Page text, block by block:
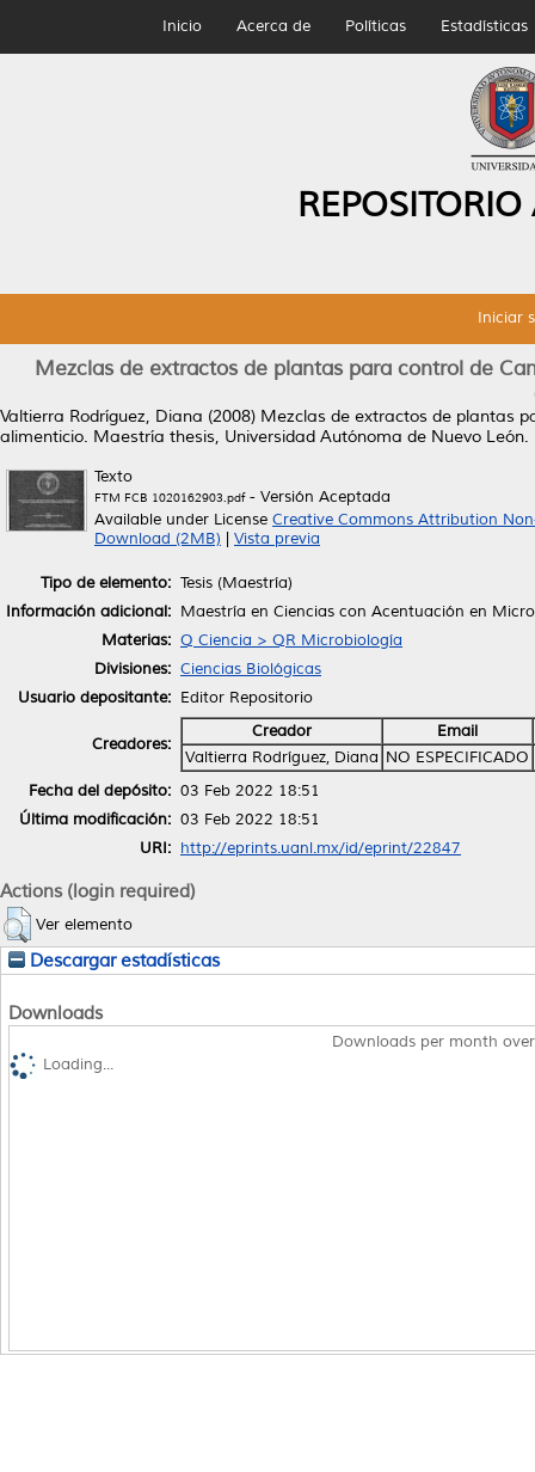
Inicio Acerca de Políticas Estadísticas
Iniciar
Mezclas de extractos de plantas para control de
Valtierra Rodríguez, Diana (2008) Mezclas de extractos de plantas
alimenticio. Maestría thesis, Universidad Autónoma de Nuevo León.
Texto
FTM FCB 1020162903.pdf- Versión Aceptada
Available under License Creative Commons Attribution
Download (2MB)
Vista previa
Tipo de elemento: Tesis (Maestría)
Información adicional: Maestría en Ciencias con Acentuación en
Materias: Q Ciencia > QR Microbiología
Divisiones: Ciencias Biológicas
Usuario depositante: Editor Repositorio
Creadores:
Creador
Email
Valtierra Rodríguez, Diana NO ESPECIFICADO
Fecha del depósito: 03 Feb 2022 18:51
Última modificación: 03 Feb 2022 18:51
URI: http://eprints.uanl.mx/id/eprint/22847
Actions (login required)
Ver elemento
Descargar estadísticas
Downloads
Downloads per month
Loading...